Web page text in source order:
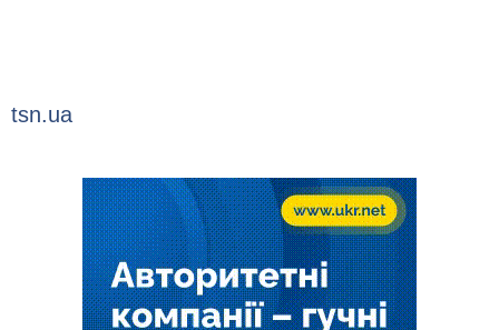
tsn.ua